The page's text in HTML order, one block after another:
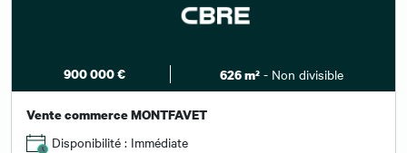
900 000 € 626 m² - Non divisible
Vente commerce MONTFAVET
Disponibilité : Immédiate